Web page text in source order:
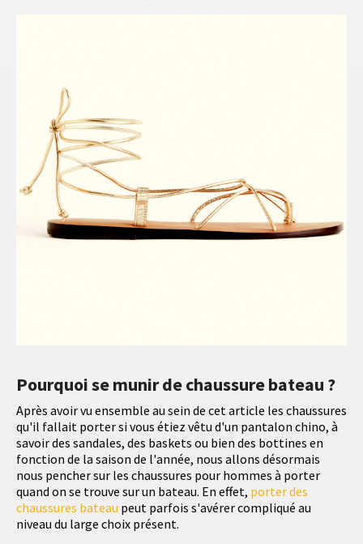
Pourquoi se munir de chaussure bateau ?
Après avoir vu ensemble au sein de cet article les chaussures
qu'il fallait porter si vous étiez vêtu d'un pantalon chino, à
savoir des sandales, des baskets ou bien des bottines en
fonction de la saison de l'année, nous allons désormais
nous pencher sur les chaussures pour hommes à porter
quand on se trouve sur un bateau. En effet, porter des
chaussures bateau peut parfois s'avérer compliqué au
niveau du large choix présent.